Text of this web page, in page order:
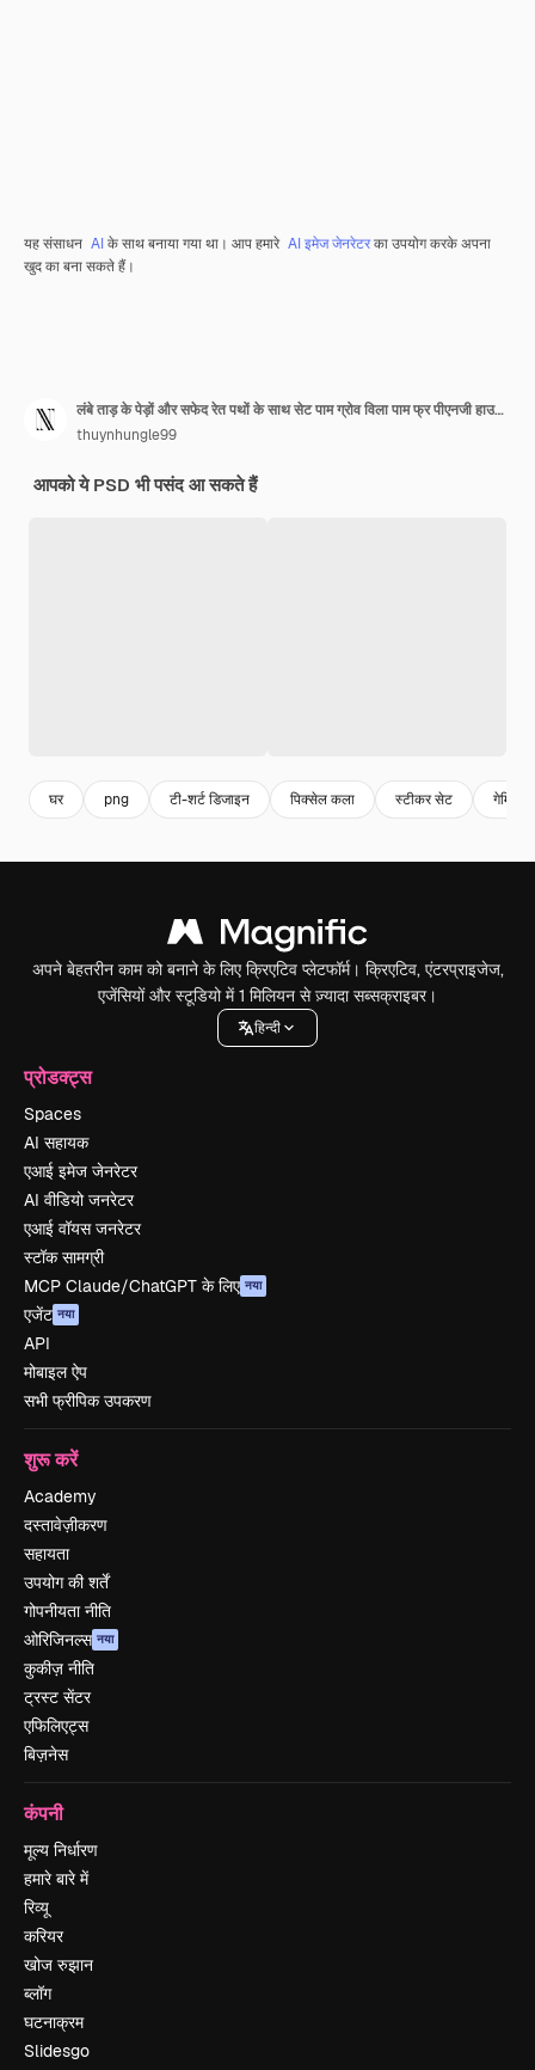
यह संसाधन AIके साथ बनाया गया था। आप हमारे AI इमेज जेनरेटरका उपयोग करके अपना
खुद का बना सकते हैं।
लंबे ताड़ के पेड़ों और सफेद रेत पथों के साथ सेट पाम ग्रोव विला पाम फ्र पीएनजी हाउस तत्व डिजाइनो
thuynhungle99
आपको ये PSD भी पसंद आ सकते हैं
घर png टी-शर्ट डिजाइन पिक्सेल कला स्टीकर सेट गेमिंग
अपने बेहतरीन काम को बनाने के लिए क्रिएटिव प्लेटफॉर्म। क्रिएटिव, एंटरप्राइजेज,
एजेंसियों और स्टूडियो में 1 मिलियन से ज़्यादा सब्सक्राइबर।
हिन्दी
प्रोडक्ट्स
Spaces
AI सहायक
एआई इमेज जेनरेटर
AI वीडियो जनरेटर
एआई वॉयस जनरेटर
स्टॉक सामग्री
MCP Claude/ChatGPT के लिए नया
एजेंट नया
API
मोबाइल ऐप
सभी फ्रीपिक उपकरण
शुरू करें
Academy
दस्तावेज़ीकरण
सहायता
उपयोग की शर्तें
गोपनीयता नीति
ओरिजिनल्स नया
कुकीज़ नीति
ट्रस्ट सेंटर
एफिलिएट्स
बिज़नेस
कंपनी
मूल्य निर्धारण
हमारे बारे में
रिव्यू
करियर
खोज रुझान
ब्लॉग
घटनाक्रम
Slidesgo